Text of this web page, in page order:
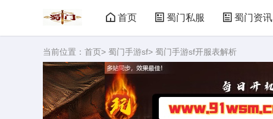
首页 蜀门私服 蜀门资讯
当前位置： 首页> 蜀门手游sf> 蜀门手游sf开服表解析